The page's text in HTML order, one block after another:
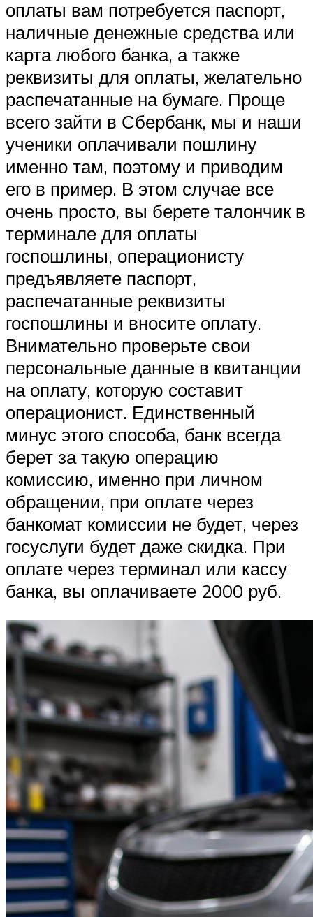
оплаты вам потребуется паспорт,
наличные денежные средства или
карта любого банка, а также
реквизиты для оплаты, желательно
распечатанные на бумаге. Проще
всего зайти в Сбербанк, мы и наши
ученики оплачивали пошлину
именно там, поэтому и приводим
его в пример. В этом случае все
очень просто, вы берете талончик в
терминале для оплаты
госпошлины, операционисту
предъявляете паспорт,
распечатанные реквизиты
госпошлины и вносите оплату.
Внимательно проверьте свои
персональные данные в квитанции
на оплату, которую составит
операционист. Единственный
минус этого способа, банк всегда
берет за такую операцию
комиссию, именно при личном
обращении, при оплате через
банкомат комиссии не будет, через
госуслуги будет даже скидка. При
оплате через терминал или кассу
банка, вы оплачиваете 2000 руб.